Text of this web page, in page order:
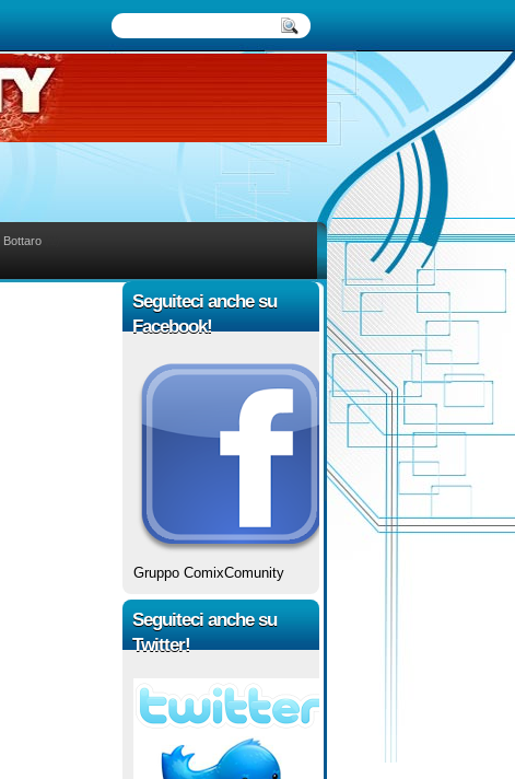
Bottaro
Seguiteci anche su
Facebook!
Gruppo ComixComunity
Seguiteci anche su
Twitter!